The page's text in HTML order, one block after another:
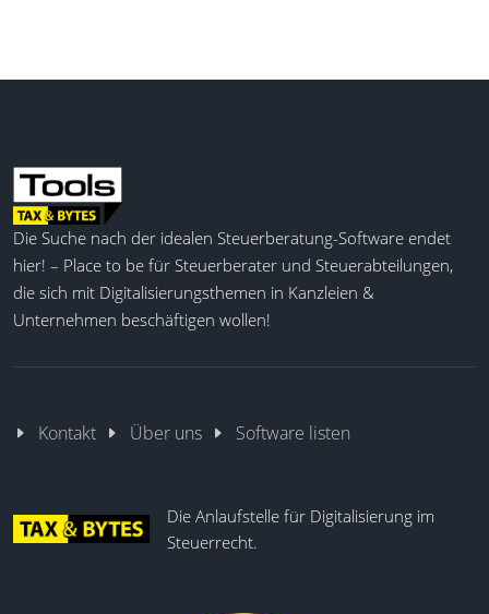
Die Suche nach der idealen Steuerberatung-Software endet
hier! – Place to be für Steuerberater und Steuerabteilungen,
die sich mit Digitalisierungsthemen in Kanzleien &
Unternehmen beschäftigen wollen!
Kontakt Über uns Software listen
Die Anlaufstelle für Digitalisierung im
Steuerrecht.